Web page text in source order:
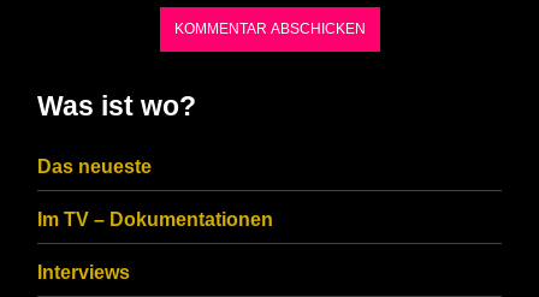
CAPTCHA
ensure
that
Was ist wo?
Das neueste
Im TV – Dokumentationen
Interviews